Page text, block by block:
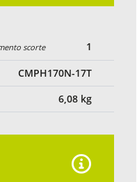
scorte
1
CMPH170N-17T
6,08 kg